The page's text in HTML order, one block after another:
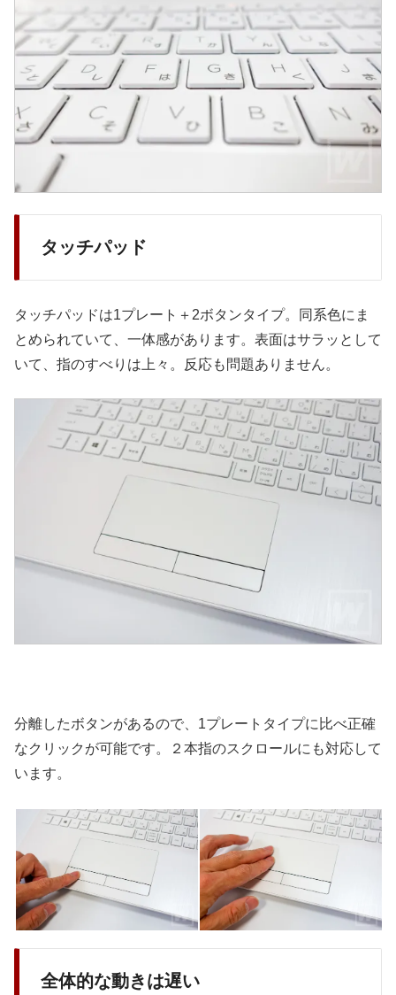
タッチパッド
タッチパッドは1プレート＋2ボタンタイプ。同系色にま
とめられていて、一体感があります。表面はサラッとして
いて、指のすべりは上々。反応も問題ありません。
分離したボタンがあるので、1プレートタイプに比べ正確
なクリックが可能です。２本指のスクロールにも対応して
います。
全体的な動きは遅い